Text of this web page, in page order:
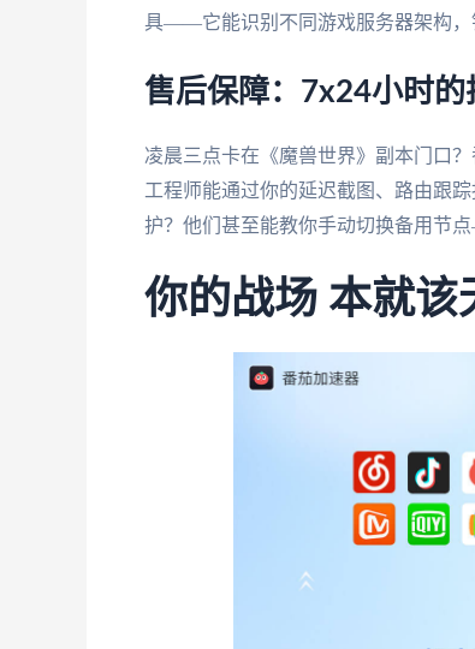
具——它能识别不同游戏服务器架构，
售后保障：7x24小时的
凌晨三点卡在《魔兽世界》副本门口
工程师能通过你的延迟截图、路由跟
护？他们甚至能教你手动切换备用节
你的战场 本就该